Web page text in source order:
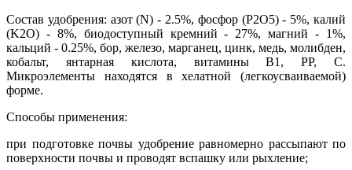
Состав удобрения: азот (N) - 2.5%, фосфор (P2O5) - 5%, калий
(K2O) - 8%, биодоступный кремний - 27%, магний - 1%,
кальций - 0.25%, бор, железо, марганец, цинк, медь, молибден,
кобальт, янтарная кислота, витамины B1, PP, С.
Микроэлементы находятся в хелатной (легкоусваиваемой)
форме.
Способы применения:
при подготовке почвы удобрение равномерно рассыпают по
поверхности почвы и проводят вспашку или рыхление;